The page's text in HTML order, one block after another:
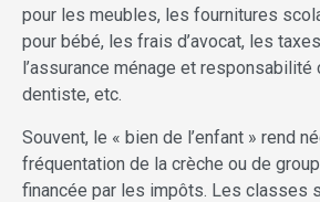
pour les meubles, les fournitures
pour bébé, les frais d’avocat, les
l’assurance ménage et
dentiste, etc.
Souvent, le « bien de l’enfant » rend
fréquentation de la crèche ou de
financée par les impôts. Les classes